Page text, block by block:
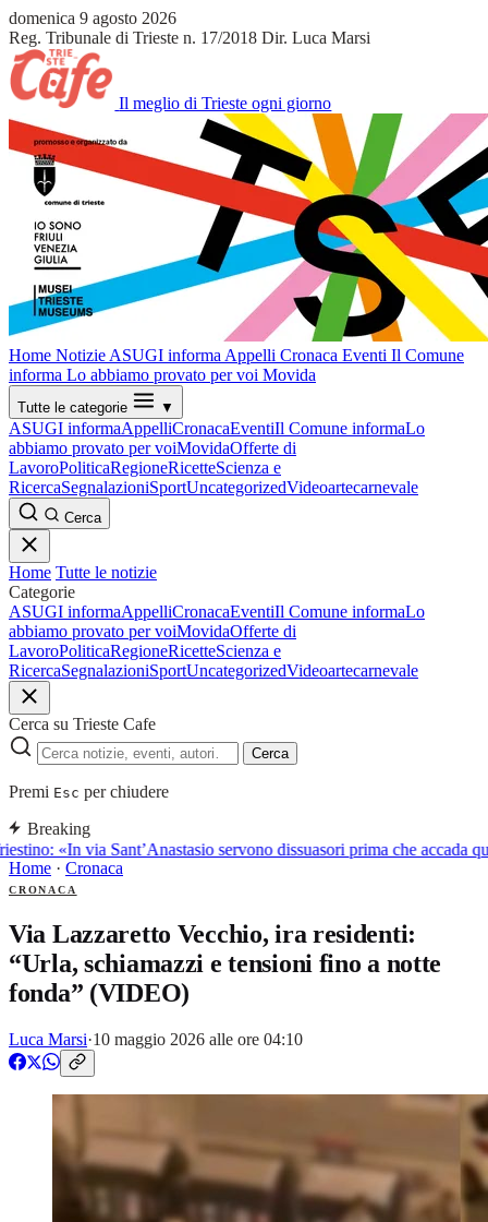
domenica 9 agosto 2026
Reg. Tribunale di Trieste n. 17/2018 Dir. Luca Marsi
Il meglio di Trieste ogni giorno
Home Notizie ASUGI informa Appelli Cronaca Eventi Il Comune
informa Lo abbiamo provato per voi Movida
Tutte le categorie ▼
ASUGI informaAppelliCronacaEventiIl Comune informaLo
abbiamo provato per voiMovidaOfferte di
LavoroPoliticaRegioneRicetteScienza e
RicercaSegnalazioniSportUncategorizedVideoartecarnevale
Cerca
Home Tutte le notizie
Categorie
ASUGI informaAppelliCronacaEventiIl Comune informaLo
abbiamo provato per voiMovidaOfferte di
LavoroPoliticaRegioneRicetteScienza e
RicercaSegnalazioniSportUncategorizedVideoartecarnevale
Cerca su Trieste Cafe
Cerca
Premi Esc per chiudere
Breaking
«In via Sant’Anastasio servono dissuasori prima che accada
Home · Cronaca
CRONACA
Via Lazzaretto Vecchio, ira residenti:
“Urla, schiamazzi e tensioni fino a notte
fonda” (VIDEO)
Luca Marsi·10 maggio 2026 alle ore 04:10